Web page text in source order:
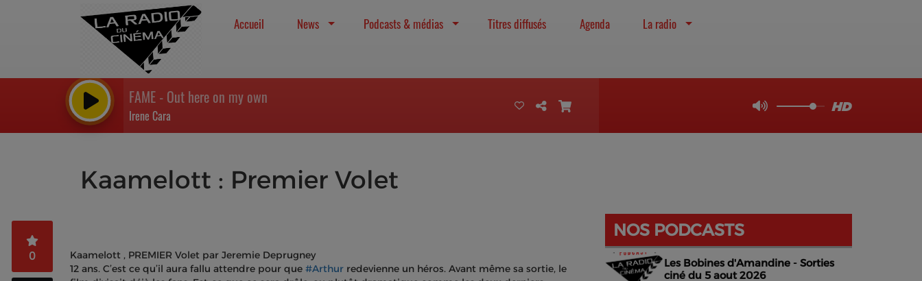
Accueil News Podcasts & médias Titres diffusés Agenda La radio
FAME - Out here on my own
Irene Cara
Kaamelott : Premier Volet
0
Kaamelott , PREMIER Volet par Jeremie Deprugney
12 ans. C’est ce qu’il aura fallu attendre pour que #Arthur redevienne un héros. Avant même sa sortie, le
NOS PODCASTS
Les Bobines d'Amandine - Sorties
ciné du 5 aout 2026